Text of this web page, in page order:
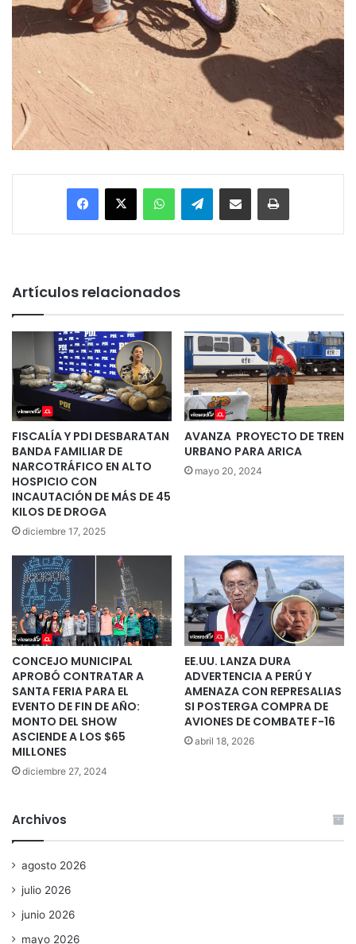
Facebook
X WhatsAppTelegramEnviar vía email Imprimir
Artículos relacionados
FISCALÍA Y PDI DESBARATAN
BANDA FAMILIAR DE
NARCOTRÁFICO EN ALTO
HOSPICIO CON
INCAUTACIÓN DE MÁS DE 45
KILOS DE DROGA
diciembre 17, 2025
AVANZA PROYECTO DE TREN
URBANO PARA ARICA
mayo 20, 2024
CONCEJO MUNICIPAL
APROBÓ CONTRATAR A
SANTA FERIA PARA EL
EVENTO DE FIN DE AÑO:
MONTO DEL SHOW
ASCIENDE A LOS $65
MILLONES
diciembre 27, 2024
EE.UU. LANZA DURA
ADVERTENCIA A PERÚ Y
AMENAZA CON REPRESALIAS
SI POSTERGA COMPRA DE
AVIONES DE COMBATE F-16
abril 18, 2026
Archivos
agosto 2026
julio 2026
junio 2026
mayo 2026